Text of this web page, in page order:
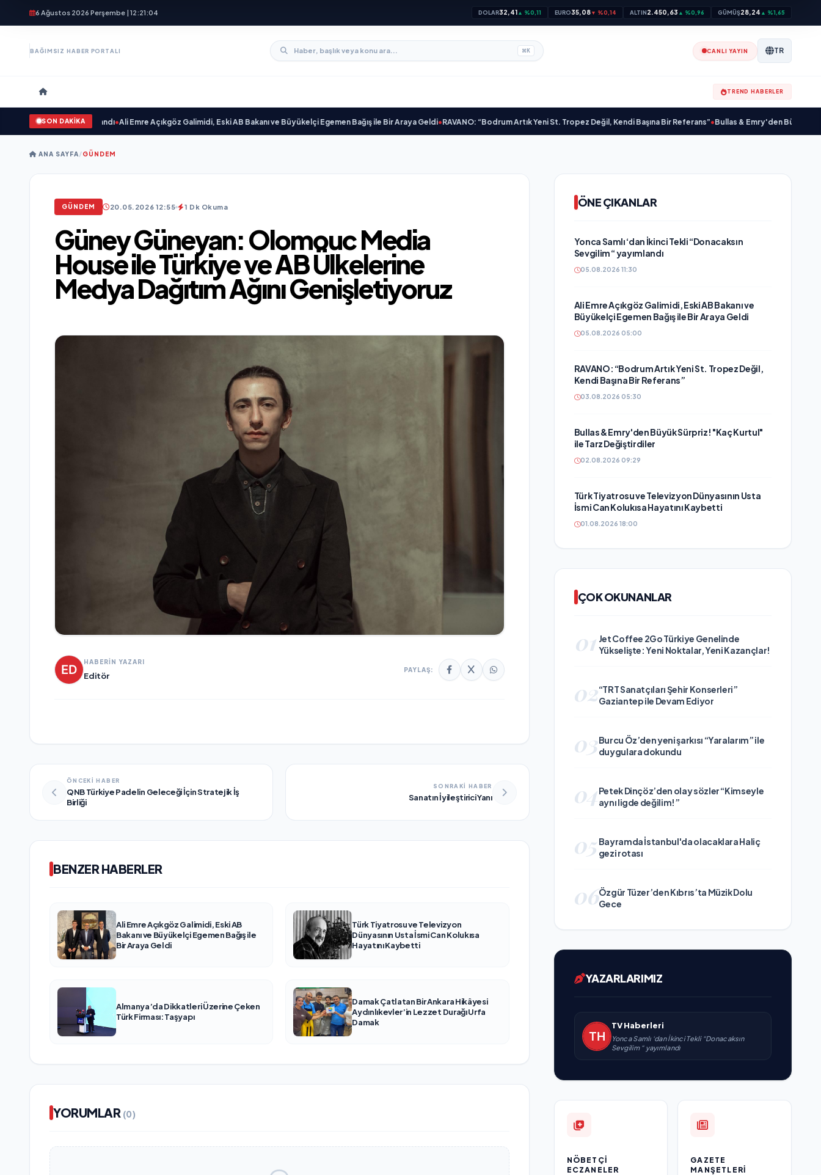
6 Ağustos 2026 Perşembe | 12:21:05 DOLAR32,41▲ %0,11 EURO35,08▼ %0,14 ALTIN2.450,63 ▲ %0,96 GÜMÜŞ28,24 ▲ %1,65
BAĞIMSIZ HABER PORTALI ⌘K CANLI YAYIN TR
TREND HABERLER
SON DAKİKA
Sevgilim “ yayımlandı Ali Emre Açıkgöz Galimidi, Eski AB Bakanı ve Büyükelçi Egemen Bağış ile Bir Araya Geldi•RAVANO: “Bodrum Artık Yeni St. Tropez Değil, Kendi Başına Bir Referans”•Bullas & Emry'den Büyük Sürpriz!
ANA SAYFA/GÜNDEM
GÜNDEM 20.05.2026 12:55 1 Dk Okuma
Güney Güneyan: Olomouc Media
House ile Türkiye ve AB Ülkelerine
Medya Dağıtım Ağını Genişletiyoruz
HABERİN YAZARI
Editör
PAYLAŞ:
ÖNCEKİ HABER
QNB Türkiye Padelin Geleceği İçin Stratejik İş
Birliği
SONRAKİ HABER
Sanatın İyileştirici Yanı
BENZER HABERLER
Ali Emre Açıkgöz Galimidi, Eski AB
Bakanı ve Büyükelçi Egemen Bağış ile
Bir Araya Geldi
Türk Tiyatrosu ve Televizyon
Dünyasının Usta İsmi Can Kolukısa
Hayatını Kaybetti
Almanya’da Dikkatleri Üzerine Çeken
Türk Firması: Taşyapı
Damak Çatlatan Bir Ankara Hikâyesi
Aydınlıkevler’in Lezzet Durağı Urfa
Damak
YORUMLAR (0)
ÖNE ÇIKANLAR
Yonca Samlı ‘dan İkinci Tekli “Donacaksın
Sevgilim “ yayımlandı
05.08.2026 11:30
Ali Emre Açıkgöz Galimidi, Eski AB Bakanı ve
Büyükelçi Egemen Bağış ile Bir Araya Geldi
05.08.2026 05:00
RAVANO: “Bodrum Artık Yeni St. Tropez Değil,
Kendi Başına Bir Referans”
03.08.2026 05:30
Bullas & Emry'den Büyük Sürpriz! "Kaç Kurtul"
ile Tarz Değiştirdiler
02.08.2026 09:29
Türk Tiyatrosu ve Televizyon Dünyasının Usta
İsmi Can Kolukısa Hayatını Kaybetti
01.08.2026 18:00
ÇOK OKUNANLAR
01 Jet Coffee 2Go Türkiye Genelinde
Yükselişte: Yeni Noktalar, Yeni Kazançlar!
02“TRT Sanatçıları Şehir Konserleri”
Gaziantep ile Devam Ediyor
03Burcu Öz’den yeni şarkısı “Yaralarım” ile
duygulara dokundu
04Petek Dinçöz’den olay sözler “Kimseyle
aynı ligde değilim!”
05 Bayramda İstanbul'da olacaklara Haliç
gezi rotası
06Özgür Tüzer’den Kıbrıs’ta Müzik Dolu
Gece
YAZARLARIMIZ
TV Haberleri
Yonca Samlı ‘dan İkinci Tekli “Donacaksın
Sevgilim “ yayımlandı
NÖBETÇI
ECZANELER
GAZETE
MANŞETLERI